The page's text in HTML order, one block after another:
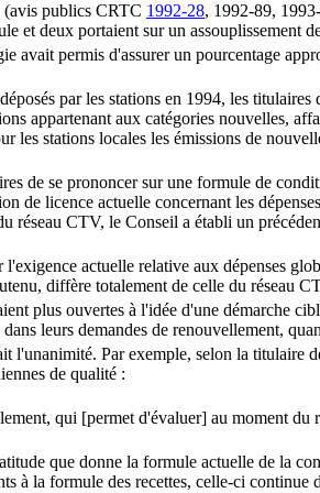
(avis publics CRTC 1992-28, 1992-89,
et deux portaient sur un assouplissement
avait permis d'assurer un pourcentage
par les stations en 1994, les
appartenant aux catégories nouvelles,
les stations locales les émissions de
de se prononcer sur une formule de
de licence actuelle concernant les
réseau CTV, le Conseil a établi un
actuelle relative aux dépenses
diffère totalement de celle du réseau
plus ouvertes à l'idée d'une démarche
leurs demandes de renouvellement,
l'unanimité. Par exemple, selon la
de qualité :
qui [permet d'évaluer] au moment
que donne la formule actuelle de la
la formule des recettes, celle-ci